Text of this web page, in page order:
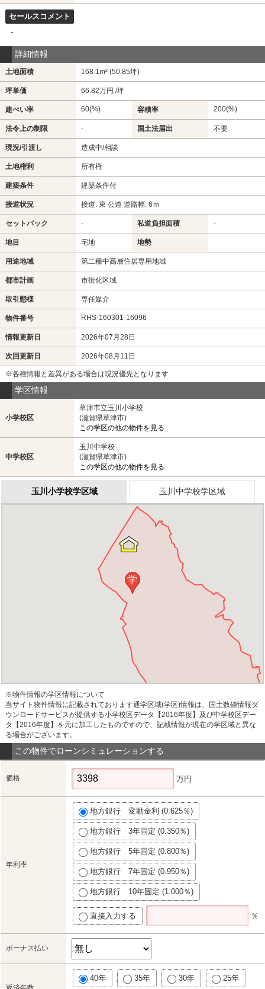
セールスコメント
-
詳細情報
土地面積 168.1m² (50.85坪)
坪単価 66.82万円 /坪
建ぺい率 60(%) 容積率 200(%)
法令上の制限 - 国土法届出 不要
現況/引渡し 造成中/相談
土地権利 所有権
建築条件 建築条件付
接道状況 接道: 東 公道 道路幅: 6ｍ
セットバック - 私道負担面積 -
地目 宅地 地勢
用途地域 第二種中高層住居専用地域
都市計画 市街化区域
取引態様 専任媒介
物件番号 RHS-160301-16096
情報更新日 2026年07月28日
次回更新日 2026年08月11日
※各種情報と差異がある場合は現況優先となります
学区情報
小学校区
草津市立玉川小学校
(滋賀県草津市)
この学区の他の物件を見る
中学校区
玉川中学校
(滋賀県草津市)
この学区の他の物件を見る
玉川小学校学区域 玉川中学校学区域
学
※物件情報の学区情報について
当サイト物件情報に記載されております通学区域(学区)情報は、国土数値情報ダ
ウンロードサービスが提供する小学校区データ【2016年度】及び中学校区デー
タ【2016年度】を元に加工したものですので、記載情報が現在の学区域と異な
る場合がございます。
この物件でローンシミュレーションする
価格 万円
年利率
地方銀行 変動金利 (0.625％)
地方銀行 3年固定 (0.350％)
地方銀行 5年固定 (0.800％)
地方銀行 7年固定 (0.950％)
地方銀行 10年固定 (1.000％)
直接入力する ％
ボーナス払い
40年 35年 30年 25年